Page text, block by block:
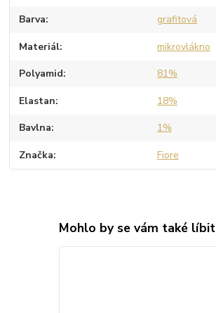
Barva grafitová
Materiál mikrovlákno
Polyamid 81%
Elastan 18%
Bavlna 1%
Značka Fiore
Mohlo by se vám také líbit